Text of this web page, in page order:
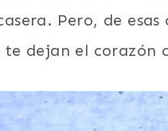
Pero, de
dejan el corazón